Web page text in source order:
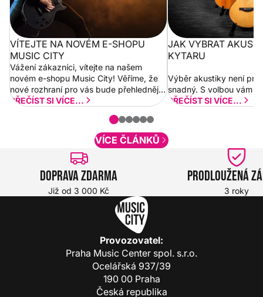
VÍTEJTE NA NOVÉM E-SHOPU
MUSIC CITY
Vážení zákazníci, vítejte na našem
novém e-shopu Music City! Věříme, že
nové rozhraní pro vás bude přehlednější
a rychlejší. Postupně budeme přidávat
PŘEČÍST SI VÍCE...
JAK VYBRAT
KYTARU
Výběr akustiky není pro
snadný. S volbou vám
PŘEČÍST SI VÍCE...
VÍCE ČLÁNKŮ
Doprava zdarma
Již od 3 000 Kč
Prodloužená
3 roky
Provozovatel:
Praha Music Center spol. s.r.o.
Ocelářská 937/39
190 00 Praha
Česká republika